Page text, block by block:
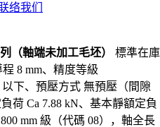
络我们
（軸端未加工毛坯）
標準在庫
8 mm、精度等級
以下、預壓方式 無預壓（間隙
荷 Ca 7.88 kN、基本靜額定負
mm 級（代碼 08），軸全長